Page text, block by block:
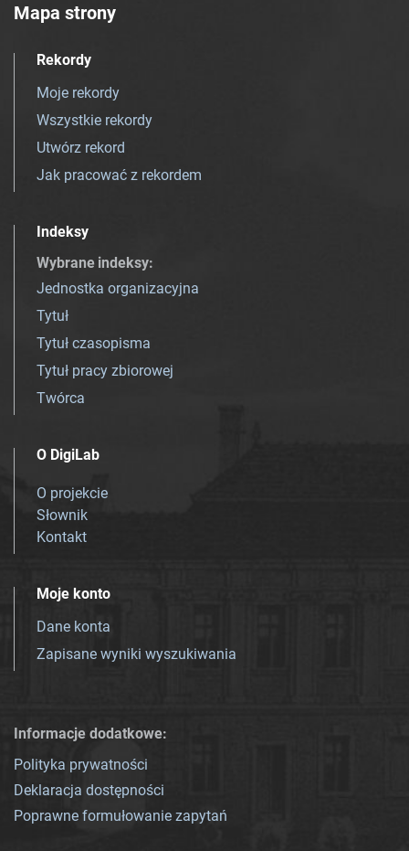
Mapa strony
Rekordy
Moje rekordy
Wszystkie rekordy
Utwórz rekord
Jak pracować z rekordem
Indeksy
Wybrane indeksy:
Jednostka organizacyjna
Tytuł
Tytuł czasopisma
Tytuł pracy zbiorowej
Twórca
O DigiLab
O projekcie
Słownik
Kontakt
Moje konto
Dane konta
Zapisane wyniki wyszukiwania
Informacje dodatkowe:
Polityka prywatności
Deklaracja dostępności
Poprawne formułowanie zapytań